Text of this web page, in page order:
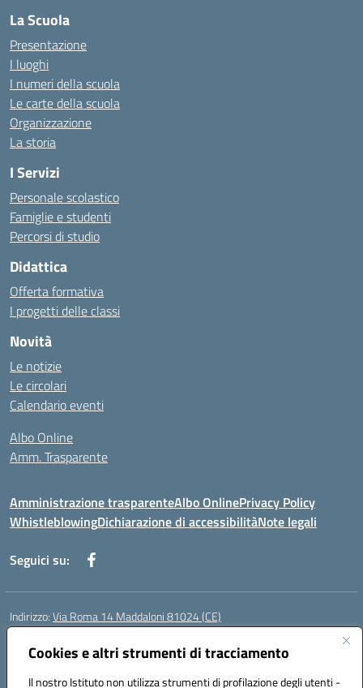
Cookies e altri strumenti di tracciamento
Il nostro Istituto non utilizza strumenti di profilazione degli utenti -
La Scuola
Presentazione
I luoghi
I numeri della scuola
Le carte della scuola
Organizzazione
La storia
I Servizi
Personale scolastico
Famiglie e studenti
Percorsi di studio
Didattica
Offerta formativa
I progetti delle classi
Novità
Le notizie
Le circolari
Calendario eventi
Albo Online
Amm. Trasparente
Amministrazione trasparenteAlbo OnlinePrivacy Policy
WhistleblowingDichiarazione di accessibilitàNote legali
Seguici su:
Indirizzo:Via Roma 14 Maddaloni 81024 (CE)
Centralino:
Posta elettronica certificata (PEC):ceic8an00r@pec.istruzione.it
Codice fiscale: 80006190617